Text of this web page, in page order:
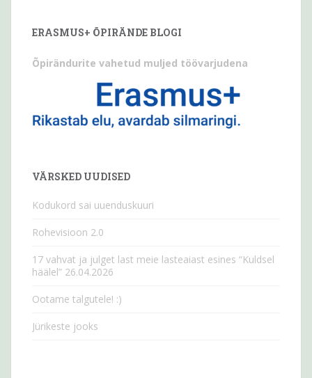
ERASMUS+ ÕPIRÄNDE BLOGI
Õpirändurite vahetud muljed töövarjudena
VÄRSKED UUDISED
Kodukord sai uuenduskuuri
Rohevisioon 2.0
17 vahvat ja julget last meie lasteaiast esines “Kuldsel
häälel” 26.04.2026
Ootame talgutele! :)
Jürikeste jooks